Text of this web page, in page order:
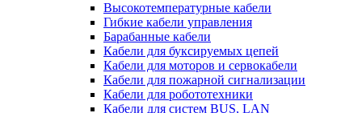
Высокотемпературные кабели
Гибкие кабели управления
Барабанные кабели
Кабели для буксируемых цепей
Кабели для моторов и сервокабели
Кабели для пожарной сигнализации
Кабели для робототехники
Кабели для систем BUS, LAN